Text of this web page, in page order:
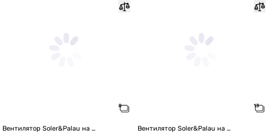
Вентилятор Soler&Palau на
Вентилятор Soler&Palau на